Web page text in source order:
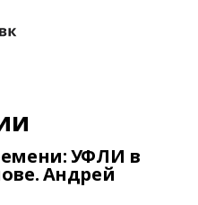
УФЛИ в
Андрей